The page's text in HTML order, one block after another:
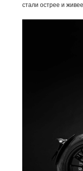
стали острее и